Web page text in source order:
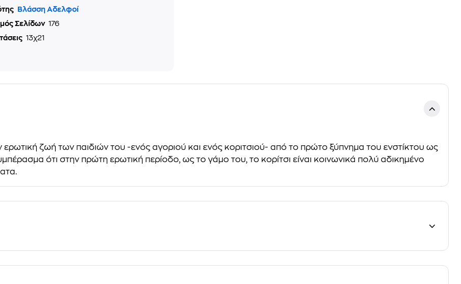
Βλάσση Αδελφοί
Σελίδων 176
13χ21
ερωτική ζωή των παιδιών του -ενός αγοριού και ενός κοριτσιού- από το πρώτο ξύπνημα του ενστίκτου ως
ότι στην πρώτη ερωτική περίοδο, ως το γάμο του, το κορίτσι είναι κοινωνικά πολύ αδικημένο